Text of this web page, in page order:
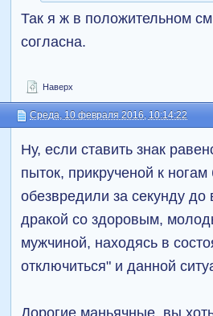
Так я ж в положительном
согласна.
Наверх
Среда, 10 февраля 2016, 10:14:22
Ну, если ставить знак
пыток, прикрученой к
обезвредили за секунду
дракой со здоровым,
мужчиной, находясь в
отключиться" и данной
Дорогие маньячные, вы